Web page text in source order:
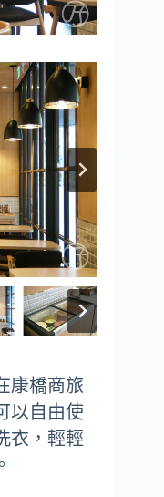
康橋商旅
以自由使
衣，輕輕